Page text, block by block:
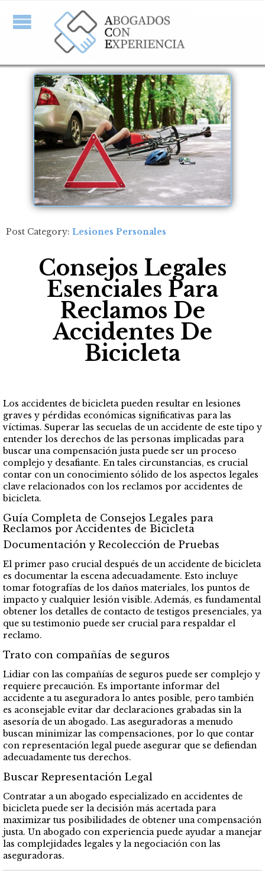
Post Category: Lesiones Personales
Consejos Legales
Esenciales Para
Reclamos De
Accidentes De
Bicicleta
Los accidentes de bicicleta pueden resultar en lesiones
graves y pérdidas económicas significativas para las
víctimas. Superar las secuelas de un accidente de este tipo y
entender los derechos de las personas implicadas para
buscar una compensación justa puede ser un proceso
complejo y desafiante. En tales circunstancias, es crucial
contar con un conocimiento sólido de los aspectos legales
clave relacionados con los reclamos por accidentes de
bicicleta.
Guía Completa de Consejos Legales para
Reclamos por Accidentes de Bicicleta
Documentación y Recolección de Pruebas
El primer paso crucial después de un accidente de bicicleta
es documentar la escena adecuadamente. Esto incluye
tomar fotografías de los daños materiales, los puntos de
impacto y cualquier lesión visible. Además, es fundamental
obtener los detalles de contacto de testigos presenciales, ya
que su testimonio puede ser crucial para respaldar el
reclamo.
Trato con compañías de seguros
Lidiar con las compañías de seguros puede ser complejo y
requiere precaución. Es importante informar del
accidente a tu aseguradora lo antes posible, pero también
es aconsejable evitar dar declaraciones grabadas sin la
asesoría de un abogado. Las aseguradoras a menudo
buscan minimizar las compensaciones, por lo que contar
con representación legal puede asegurar que se defiendan
adecuadamente tus derechos.
Buscar Representación Legal
Contratar a un abogado especializado en accidentes de
bicicleta puede ser la decisión más acertada para
maximizar tus posibilidades de obtener una compensación
justa. Un abogado con experiencia puede ayudar a manejar
las complejidades legales y la negociación con las
aseguradoras.